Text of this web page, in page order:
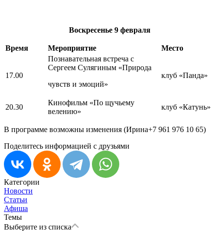
Воскресенье 9 февраля
Время Мероприятие Место
17.00
Познавательная встреча с
Сергеем Сулягиным «Природа
чувств и эмоций»
клуб «Панда»
20.30
Кинофильм «По щучьему
велению»
клуб «Катунь»
В программе возможны изменения (Ирина+7 961 976 10 65)
Поделитесь информацией с друзьями
Категории
Новости
Статьи
Афиша
Темы
Выберите из списка